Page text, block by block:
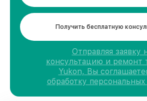
Получить бесплатную
Отправляя заявку
консультацию и ремонт
Yukon, Вы
обработку